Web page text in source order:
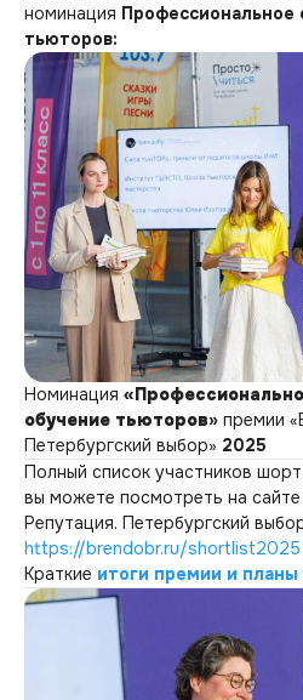
номинация Профессиональное
тьюторов:
Номинация
обучение тьюторов» премии
Петербургский выбор» 2025
Полный список участников
вы можете посмотреть на
Репутация. Петербургский
https://brendobr.ru/shortlist2025
Краткие итоги премии и планы